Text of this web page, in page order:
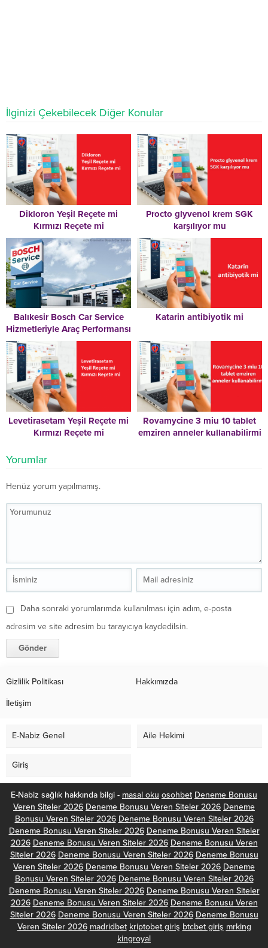
İlginizi Çekebilecek Diğer Konular
Dikloron Yeşil Reçete mi
Kırmızı Reçete mi
Procto glyvenol krem SGK
karşılıyor mu
Balıkesir Bosch Car Service
Hizmetleriyle Araç Performansı
Destekleniyor
Katarin antibiyotik mi
Levetirasetam Yeşil Reçete mi
Kırmızı Reçete mi
Rovamycine 3 miu 10 tablet
emziren anneler kullanabilirmi
Yorumlar
Henüz yorum yapılmamış.
Daha sonraki yorumlarımda kullanılması için adım, e-posta
adresim ve site adresim bu tarayıcıya kaydedilsin.
Gizlilik Politikası Hakkımızda
İletişim
E-Nabiz Genel Aile Hekimi
Giriş
E-Nabiz sağlık hakkında bilgi - masal oku osohbet Deneme Bonusu
Veren Siteler 2026 Deneme Bonusu Veren Siteler 2026 Deneme
Bonusu Veren Siteler 2026 Deneme Bonusu Veren Siteler 2026
Deneme Bonusu Veren Siteler 2026 Deneme Bonusu Veren Siteler
2026 Deneme Bonusu Veren Siteler 2026 Deneme Bonusu Veren
Siteler 2026 Deneme Bonusu Veren Siteler 2026 Deneme Bonusu
Veren Siteler 2026 Deneme Bonusu Veren Siteler 2026 Deneme
Bonusu Veren Siteler 2026 Deneme Bonusu Veren Siteler 2026
Deneme Bonusu Veren Siteler 2026 Deneme Bonusu Veren Siteler
2026 Deneme Bonusu Veren Siteler 2026 Deneme Bonusu Veren
Siteler 2026 Deneme Bonusu Veren Siteler 2026 Deneme Bonusu
Veren Siteler 2026 madridbet kriptobet giriş btcbet giriş mrking
kingroyal